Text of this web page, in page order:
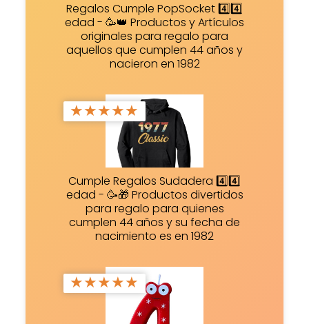
Regalos Cumple PopSocket 4️⃣4️⃣
edad - 🥳👑 Productos y Artículos
originales para regalo para
aquellos que cumplen 44 años y
nacieron en 1982
★★★★★
Cumple Regalos Sudadera 4️⃣4️⃣
edad - 🥳🎁 Productos divertidos
para regalo para quienes
cumplen 44 años y su fecha de
nacimiento es en 1982
★★★★★